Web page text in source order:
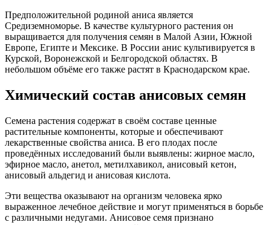
Предположительной родиной аниса является
Средиземноморье. В качестве культурного растения он
выращивается для получения семян в Малой Азии, Южной
Европе, Египте и Мексике. В России анис культивируется в
Курской, Воронежской и Белгородской областях. В
небольшом объёме его также растят в Краснодарском крае.
Химический состав анисовых семян
Семена растения содержат в своём составе ценные
растительные компоненты, которые и обеспечивают
лекарственные свойства аниса. В его плодах после
проведённых исследований были выявлены: жирное масло,
эфирное масло, анетол, метилхавикол, анисовый кетон,
анисовый альдегид и анисовая кислота.
Эти вещества оказывают на организм человека ярко
выраженное лечебное действие и могут применяться в борьбе
с различными недугами. Анисовое семя признано